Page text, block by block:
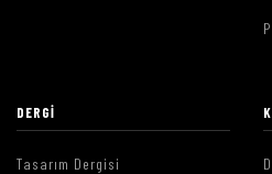
DERGI
Tasarım Dergisi